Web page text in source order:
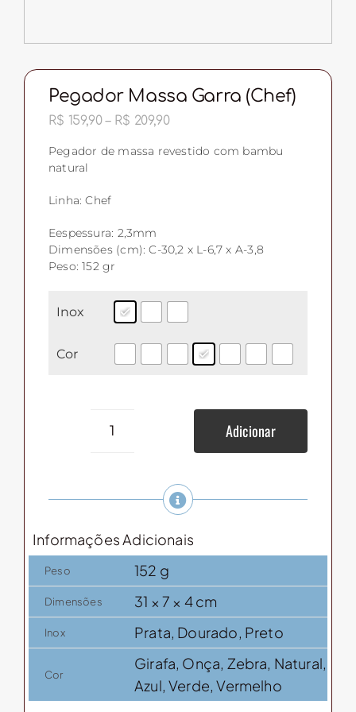
Pegador Massa Garra (Chef)
R$ 159,90 – R$ 209,90Faixa
preço:
R$ 159,90
Pegador de massa revestido com bambu
natural
Linha: Chef
Eespessura: 2,3mm
Dimensões (cm): C-30,2 x L-6,7 x A-3,8
Peso: 152 gr
Inox
Cor
Pegador
(Chef)
Adicionar
Informações Adicionais
Peso 152 g
Dimensões 31 × 7 × 4 cm
Inox Prata, Dourado, Preto
Cor
Girafa, Onça, Zebra, Natural,
Azul, Verde, Vermelho